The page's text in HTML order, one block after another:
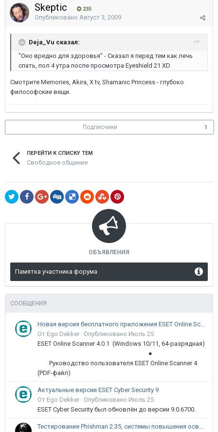
Skeptic 235
Опубликовано Август 3, 2009
Deja_Vu сказал:
"Оно вредно для здоровья" - Сказал я перед тем как лечь
спать, пол 4 утра после просмотра Eyeshield 21 XD
Смотрите Memories, Akira, Х tv, Shamanic Princess - глубоко
философские вещи.
Подписчики 1
ПЕРЕЙТИ К СПИСКУ ТЕМ
Свободное общение
ОБЪЯВЛЕНИЯ
Памятка участника форума
СООБЩЕНИЯ
Новая версия бесплатного приложения ESET Online Scanner доступна пользователям
От Ego Dekker · Опубликовано Июль 25
ESET Online Scanner 4.0.1 (Windows 10/11, 64-разрядная)
●
Руководство пользователя ESET Online Scanner 4
(PDF-файл)
Актуальные версии ESET Cyber Security 9
От Ego Dekker · Опубликовано Июль 25
ESET Cyber Security был обновлён до версии 9.0.6700.
Тестирование Phishman 2.35, системы повышения осведомлённости пользователей в сфере ИБ